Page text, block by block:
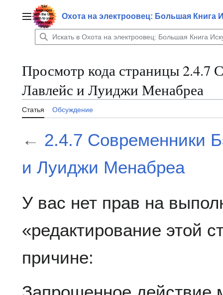
содержаниюГлавное менюОхота на электроовец: Большая Книга
Просмотр кода страницы 2.4.7
Лавлейс и Луиджи Менабреа
Статья Обсуждение
← 2.4.7 Современники
и Луиджи Менабреа
У вас нет прав на
«редактирование этой
причине: